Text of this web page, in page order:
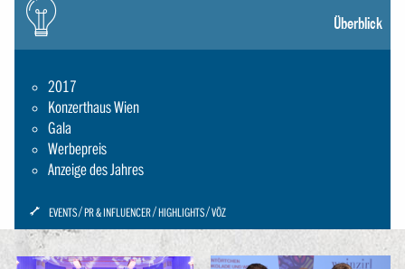
gluehbirne
Überblick
2017
Konzerthaus Wien
Gala
Werbepreis
Anzeige des Jahres
ICON:
SCHRAUBENSCHLUESSEL-
SMALL
EVENTS PR & INFLUENCER HIGHLIGHTS VÖZ